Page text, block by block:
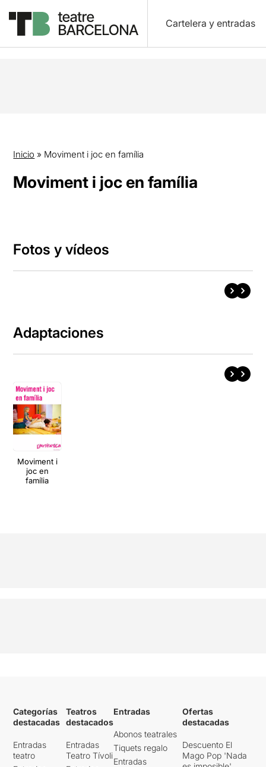
Cartelera y entradas
Inicio » Moviment i joc en família
Moviment i joc en família
Fotos y vídeos
Adaptaciones
Moviment i
joc en
família
Categorías
destacadas
Entradas
teatro
Teatros
destacados
Entradas
Teatro Tívoli
Entradas
Abonos teatrales
Tiquets regalo
Entradas
Ofertas
destacadas
Descuento El
Mago Pop 'Nada